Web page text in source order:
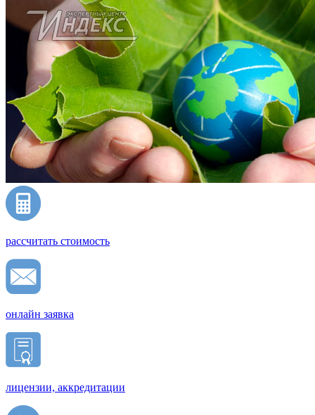
рассчитать стоимость
онлайн заявка
лицензии, аккредитации